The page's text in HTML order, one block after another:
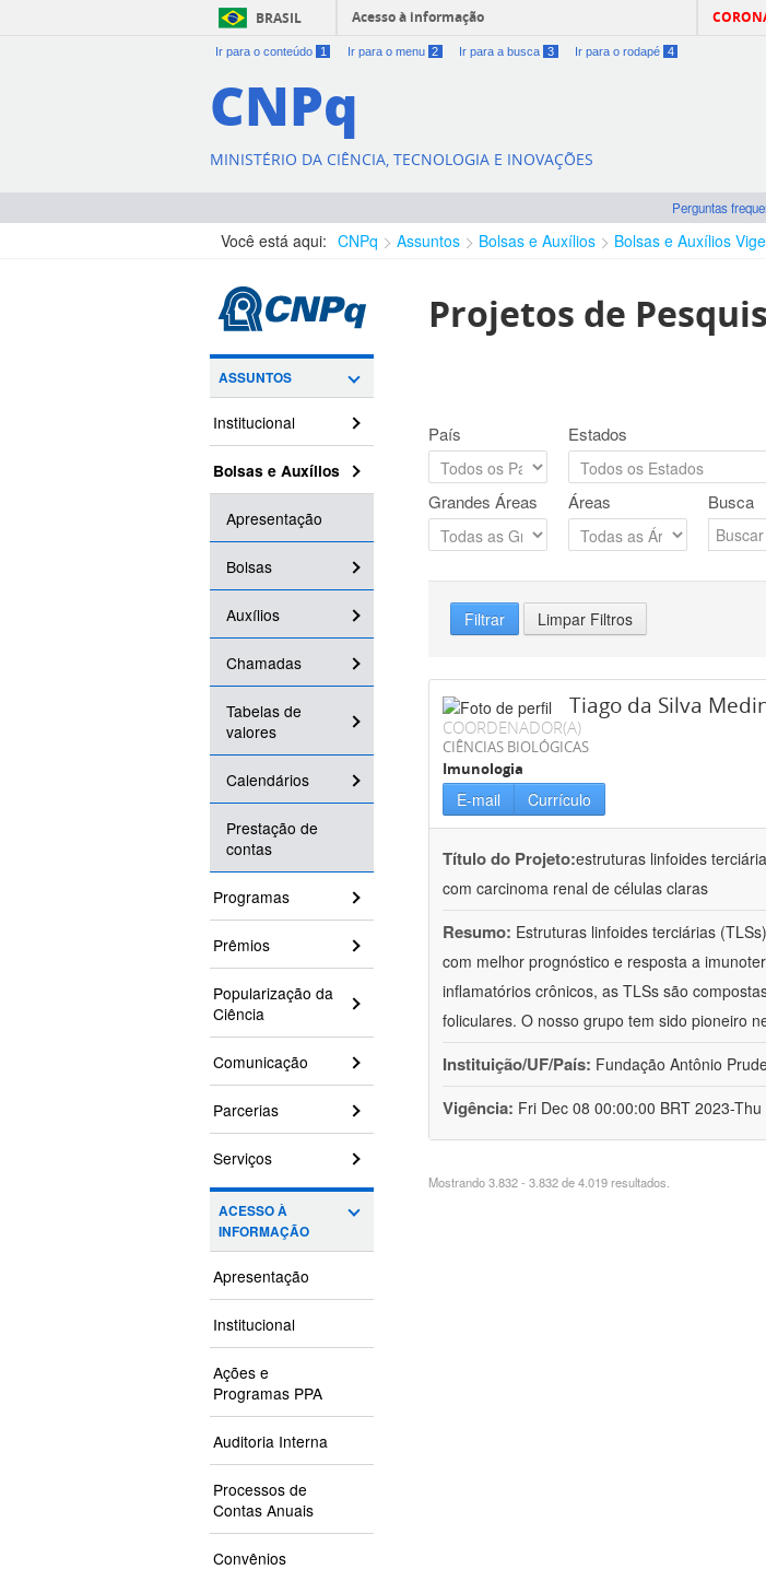
BRASIL Acesso à informação
Ir para o conteúdo 1 Ir para o menu 2 Ir para a busca 3 Ir para o rodapé 4
CNPq
MINISTÉRIO DA CIÊNCIA, TECNOLOGIA E INOVAÇÕES
Perguntas
Você está aqui: CNPq Assuntos Bolsas e Auxílios Bolsas e Auxílios
ASSUNTOS
Institucional
Bolsas e Auxílios
Apresentação
Bolsas
Auxílios
Chamadas
Tabelas de
valores
Calendários
Prestação de
contas
Programas
Prêmios
Popularização da
Ciência
Comunicação
Parcerias
Serviços
ACESSO À
INFORMAÇÃO
Apresentação
Institucional
Ações e
Programas PPA
Auditoria Interna
Processos de
Contas Anuais
Convênios
Projetos de
País Estados
Grandes Áreas Áreas Busca
Filtrar Limpar Filtros
Tiago da Silva
COORDENADOR(A)
CIÊNCIAS BIOLÓGICAS
Imunologia
E-mail Currículo
Título do Projeto:estruturas linfoides
com carcinoma renal de células claras
Resumo: Estruturas linfoides terciárias
com melhor prognóstico e resposta a
inflamatórios crônicos, as TLSs são
foliculares. O nosso grupo tem sido pioneiro
Instituição/UF/País: Fundação Antônio
Vigência: Fri Dec 08 00:00:00 BRT 2023-
Mostrando 3.832 - 3.832 de 4.019 resultados.